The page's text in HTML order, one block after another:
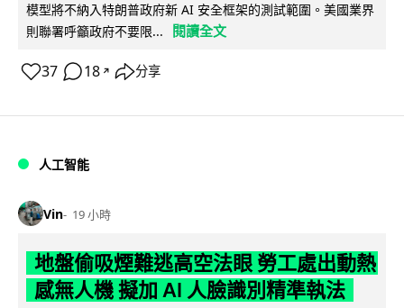
模型將不納入特朗普政府新 AI 安全框架的測試範圍。美國業界
則聯署呼籲政府不要限...
閱讀全文
37 18 ↗ 分享
人工智能
Vin 19 小時
地盤偷吸煙難逃高空法眼 勞工處出動熱
感無人機 擬加 AI 人臉識別精準執法